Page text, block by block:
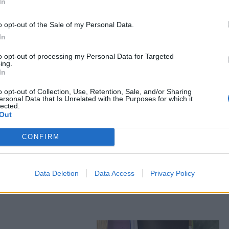
opt-out of the Sale of my Personal Data.
opt-out of processing my Personal Data for Targeted
opt-out of Collection, Use, Retention, Sale, and/or Sharing
Data that Is Unrelated with the Purposes for which it
CONFIRM
Data Deletion Data Access Privacy Policy
εργαζόμενος στη δουλεία. Κανένα
στο σχολειό.
μας, να πάρουν μέρος στη
τις πρακτικές της κυβέρνησης».
στα αποτελέσματα αναζήτησης
on Google ↗